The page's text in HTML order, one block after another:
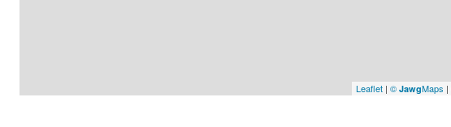
Leaflet | © JawgMaps |